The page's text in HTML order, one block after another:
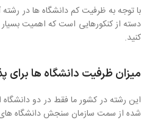
با توجه به ظرفیت کم دانشگاه ها در
دسته از کنکورهایی است که اهمیت
کنید.
میزان ظرفیت دانشگاه ها
شده از سمت سازمان سنجش دانشگاه